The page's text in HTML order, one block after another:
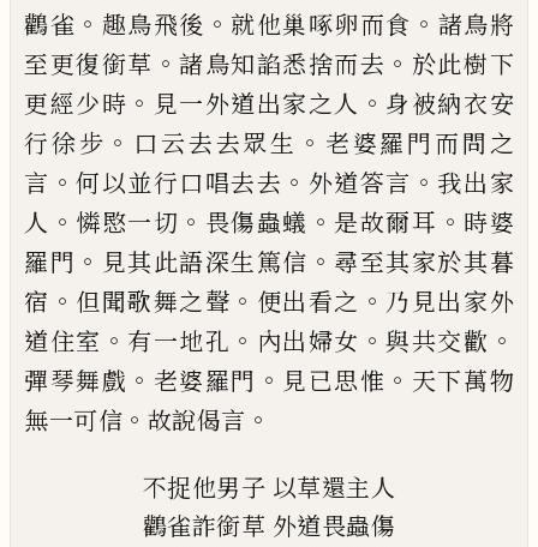
鸛雀 。 趣鳥飛後 。 就他巢啄卵而食 。 諸鳥將
至更復銜草 。諸鳥知諂悉捨而去 。 於此樹下
更經少時 。 見一外道出家之人 。 身被納衣安
行徐步 。 口云去去眾生 。 老婆羅門而問之
言 。何以並行口唱去去 。 外道答言 。 我出家
人 。 憐愍一切 。 畏傷蟲蟻 。 是故爾耳 。 時婆
羅門 。 見其此語深生篤信 。 尋至其家於其暮
宿 。 但聞歌舞之聲 。 便出看之 。 乃見出家外
道住室 。 有一地孔 。 內出婦女 。與共交歡 。
彈琴舞戲 。 老婆羅門 。 見已思惟 。 天下萬物
無一可信 。 故說偈言 。
不捉他男子 以草還主人
鸛雀詐銜草 外道畏蟲傷